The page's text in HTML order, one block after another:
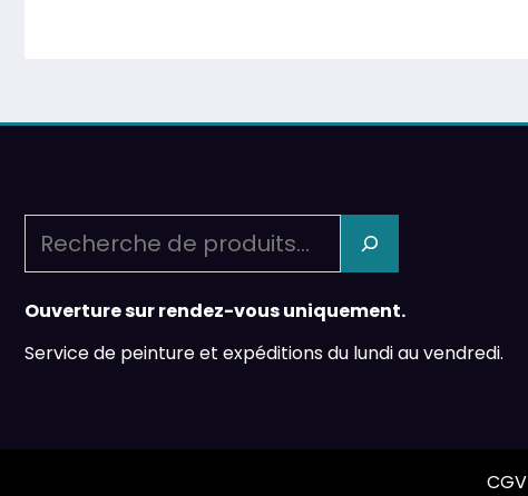
Ouverture sur rendez-vous uniquement.
Service de peinture et expéditions du lundi au vendredi.
CGV